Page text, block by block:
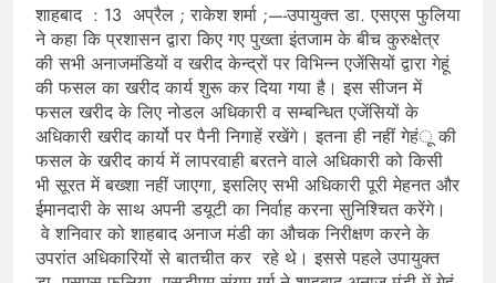
शाहबाद : 13 अप्रैल ; राकेश शर्मा ;—-उपायुक्त डा. एसएस फुलिया
ने कहा कि प्रशासन द्वारा किए गए पुख्ता इंतजाम के बीच कुरुक्षेत्र
की सभी अनाजमंडियों व खरीद केन्द्रों पर विभिन्न एजेंसियों द्वारा गेहूं
की फसल का खरीद कार्य शुरू कर दिया गया है। इस सीजन में
फसल खरीद के लिए नोडल अधिकारी व सम्बन्धित एजेंसियों के
अधिकारी खरीद कार्यो पर पैनी निगाहें रखेंगे। इतना ही नहीं गेहंू की
फसल के खरीद कार्य में लापरवाही बरतने वाले अधिकारी को किसी
भी सूरत में बख्शा नहीं जाएगा, इसलिए सभी अधिकारी पूरी मेहनत और
ईमानदारी के साथ अपनी डयूटी का निर्वाह करना सुनिश्चित करेंगे।
वे शनिवार को शाहबाद अनाज मंडी का औचक निरीक्षण करने के
उपरांत अधिकारियों से बातचीत कर रहे थे। इससे पहले उपायुक्त